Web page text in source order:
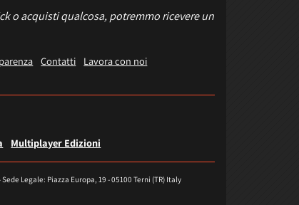
o acquisti qualcosa, potremmo ricevere un
Contatti
Lavora con noi
Multiplayer Edizioni
Legale: Piazza Europa, 19 - 05100 Terni (TR) Italy